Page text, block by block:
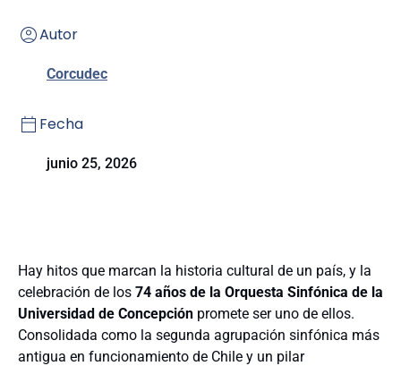
Autor
Corcudec
Fecha
junio 25, 2026
Hay hitos que marcan la historia cultural de un país, y la
celebración de los 74 años de la Orquesta Sinfónica de la
Universidad de Concepción promete ser uno de ellos.
Consolidada como la segunda agrupación sinfónica más
antigua en funcionamiento de Chile y un pilar